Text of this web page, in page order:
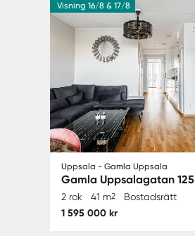
Visning 16/8 & 17/8
Uppsala - Gamla Uppsala
Gamla Uppsalagatan 125
2 rok 41 m2 Bostadsrätt
1 595 000 kr